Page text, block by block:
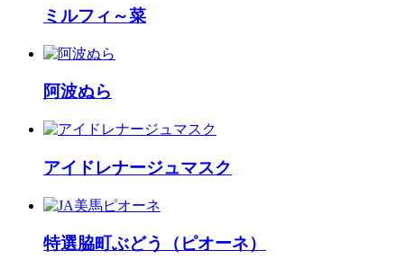
ミルフィ～菜
阿波ぬら
アイドレナージュマスク
特選脇町ぶどう（ピオーネ）